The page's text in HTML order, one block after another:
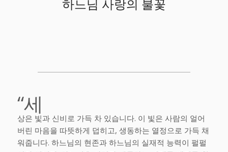
하느님 사랑의 불꽃
“세
상은 빛과 신비로 가득 차 있습니다. 이 빛은 사람의 얼어
버린 마음을 따뜻하게 덥히고, 생동하는 열정으로 가득 채
워줍니다. 하느님의 현존과 하느님의 실재적 능력이 펄펄